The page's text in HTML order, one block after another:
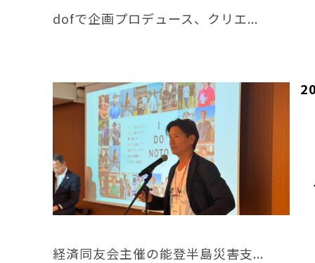
dofで企画プロデュース、クリエ...
経済同友会主催の能登半島災害支...